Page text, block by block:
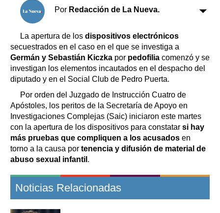
Clasificados
Horóscopo
Suplementos
Servicios
Farmacias
Transportes
Loterías
Fúnebres
Edictos
Teléfonos de urgencia
Por Redacción de La Nueva.
La apertura de los dispositivos electrónicos
secuestrados en el caso en el que se investiga a
Germán y Sebastián Kiczka por pedofilia comenzó y se
investigan los elementos incautados en el despacho del
diputado y en el Social Club de Pedro Puerta.
Por orden del Juzgado de Instrucción Cuatro de
Apóstoles, los peritos de la Secretaría de Apoyo en
Investigaciones Complejas (Saic) iniciaron este martes
con la apertura de los dispositivos para constatar si hay
más pruebas que compliquen a los acusados en
torno a la causa por tenencia y difusión de material de
abuso sexual infantil .
Noticias Relacionadas